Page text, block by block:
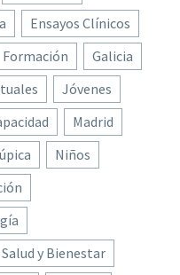
Ensayos Clínicos
Formación
Galicia
Jóvenes
Madrid
Niños
Salud y Bienestar